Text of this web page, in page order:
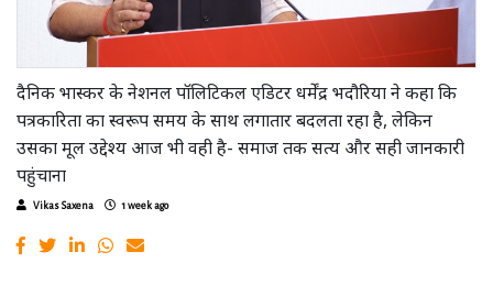
दैनिक भास्कर के नेशनल पॉलिटिकल एडिटर धर्मेंद्र भदौरिया ने कहा कि
पत्रकारिता का स्वरूप समय के साथ लगातार बदलता रहा है, लेकिन
उसका मूल उद्देश्य आज भी वही है- समाज तक सत्य और सही जानकारी
पहुंचाना
Vikas Saxena 1 week ago